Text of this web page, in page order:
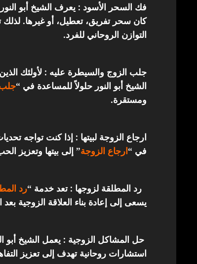
فك السحر الأسود : يعرف الشيخ أبو
كان سحر تفريق، تعطيل، أو غيرها. لذلك
التوازن الروحاني للفرد.
جلب الزوج والسيطرة عليه : لأولئك
الشيخ أبو النور حلولاً للمساعدة في “
ومستقرة.
ارجاع الزوجة لبيتها : إذا كنت تواجه
في “ارجاع الزوجة” إلى بيتها وتعزيز
رد المطلقة لزوجها : تعد خدمة “رد
يسعى إلى إعادة بناء العلاقة الزوجية بعد
حل المشاكل الزوجية : يعمل الشيخ أبو
استشارات روحانية تهدف إلى تعزيز